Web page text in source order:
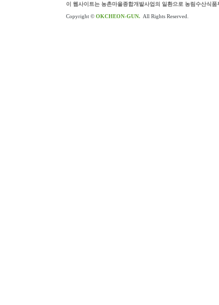
이 웹사이트는 농촌마을종합개발사업의 일환으로 농림수산식
Copyright © OKCHEON-GUN. All Rights Reserved.